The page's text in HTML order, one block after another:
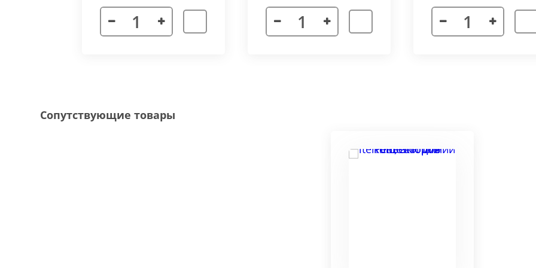
Декоративная рамка выполнена из алюминия. Придает прибору завершенности и помогает
напольного покрытия и короба конвектора, а также увеличивает жесткость короба.
соединения 70 градусов.
большей длины, конвектор собирается из отдельных сегментов.
Сопутствующие товары